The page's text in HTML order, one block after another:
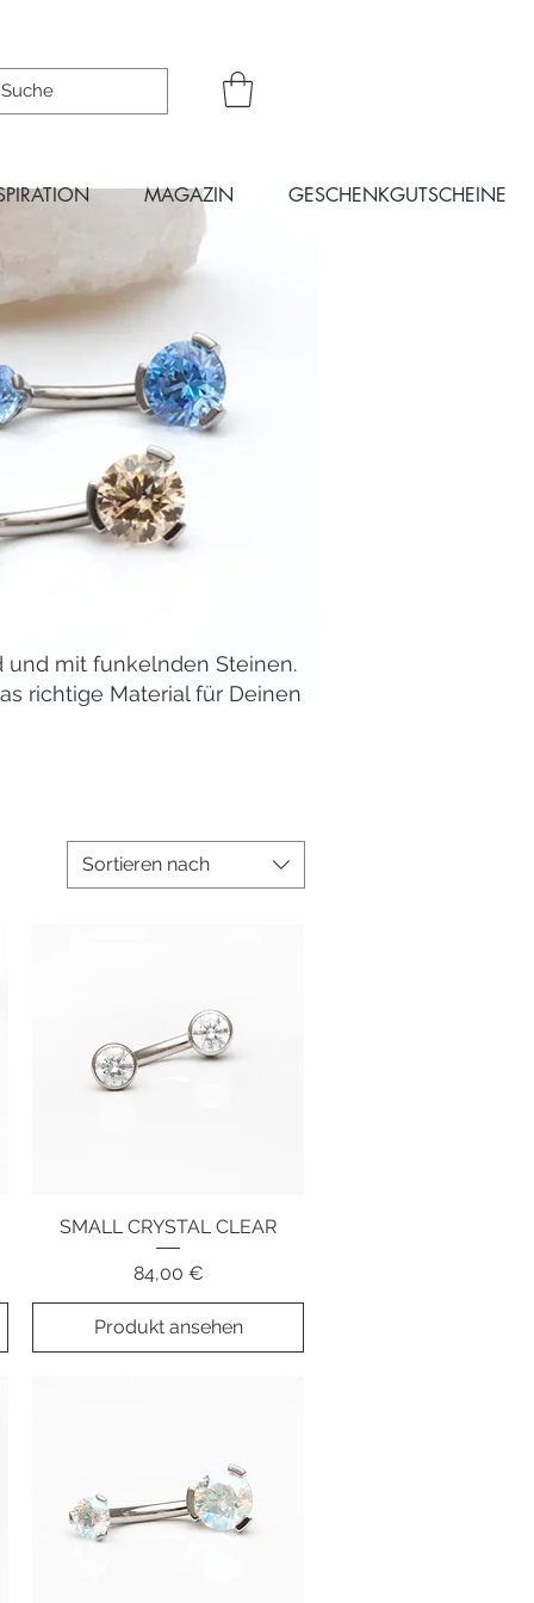
MAGAZIN GESCHENKGUTSCHEINE
und mit funkelnden Steinen.
richtige Material für Deinen
Sortieren nach
Schnellansicht
SMALL CRYSTAL CLEAR
Preis
84,00 €
Produkt ansehen